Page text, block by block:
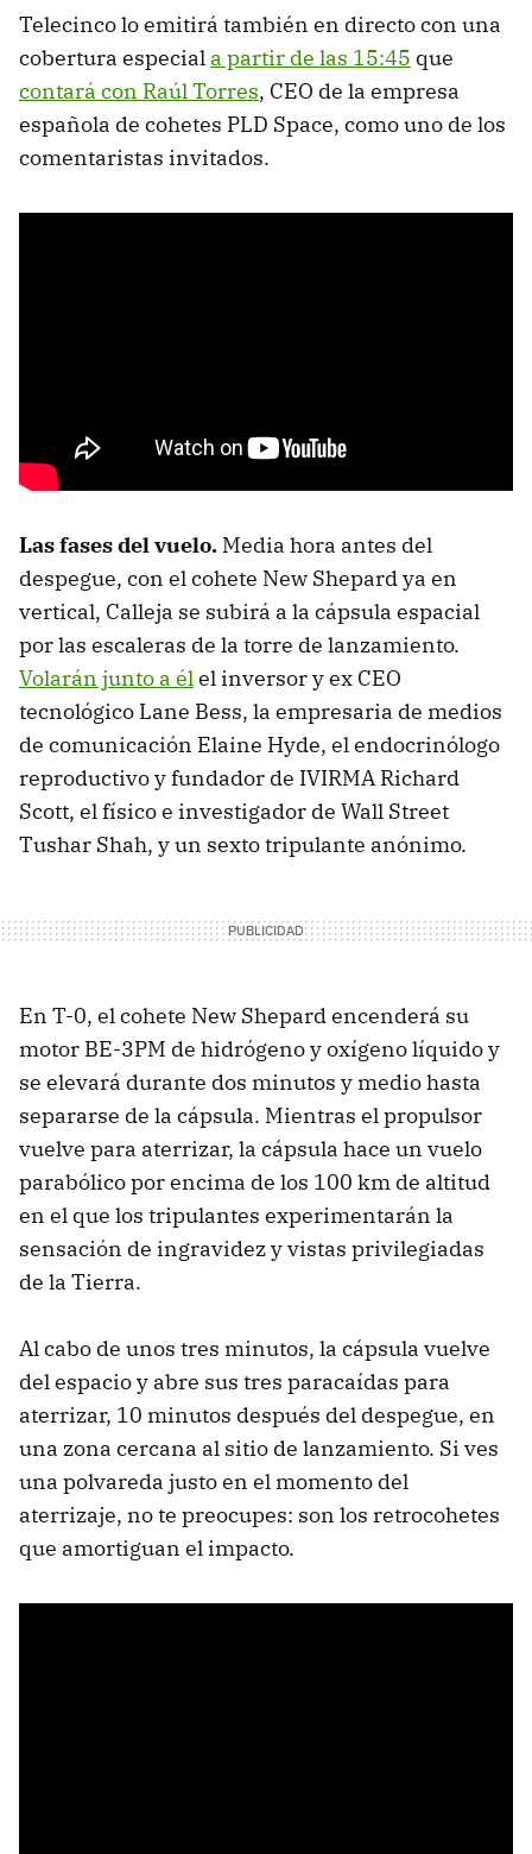
Telecinco lo emitirá también en directo con una
cobertura especial a partir de las 15:45 que
contará con Raúl Torres, CEO de la empresa
española de cohetes PLD Space, como uno de los
comentaristas invitados.
Las fases del vuelo. Media hora antes del
despegue, con el cohete New Shepard ya en
vertical, Calleja se subirá a la cápsula espacial
por las escaleras de la torre de lanzamiento.
Volarán junto a élel inversor y ex CEO
tecnológico Lane Bess, la empresaria de medios
de comunicación Elaine Hyde, el endocrinólogo
reproductivo y fundador de IVIRMA Richard
Scott, el físico e investigador de Wall Street
Tushar Shah, y un sexto tripulante anónimo.
En T-0, el cohete New Shepard encenderá su
motor BE-3PM de hidrógeno y oxígeno líquido y
se elevará durante dos minutos y medio hasta
separarse de la cápsula. Mientras el propulsor
vuelve para aterrizar, la cápsula hace un vuelo
parabólico por encima de los 100 km de altitud
en el que los tripulantes experimentarán la
sensación de ingravidez y vistas privilegiadas
de la Tierra.
Al cabo de unos tres minutos, la cápsula vuelve
del espacio y abre sus tres paracaídas para
aterrizar, 10 minutos después del despegue, en
una zona cercana al sitio de lanzamiento. Si ves
una polvareda justo en el momento del
aterrizaje, no te preocupes: son los retrocohetes
que amortiguan el impacto.